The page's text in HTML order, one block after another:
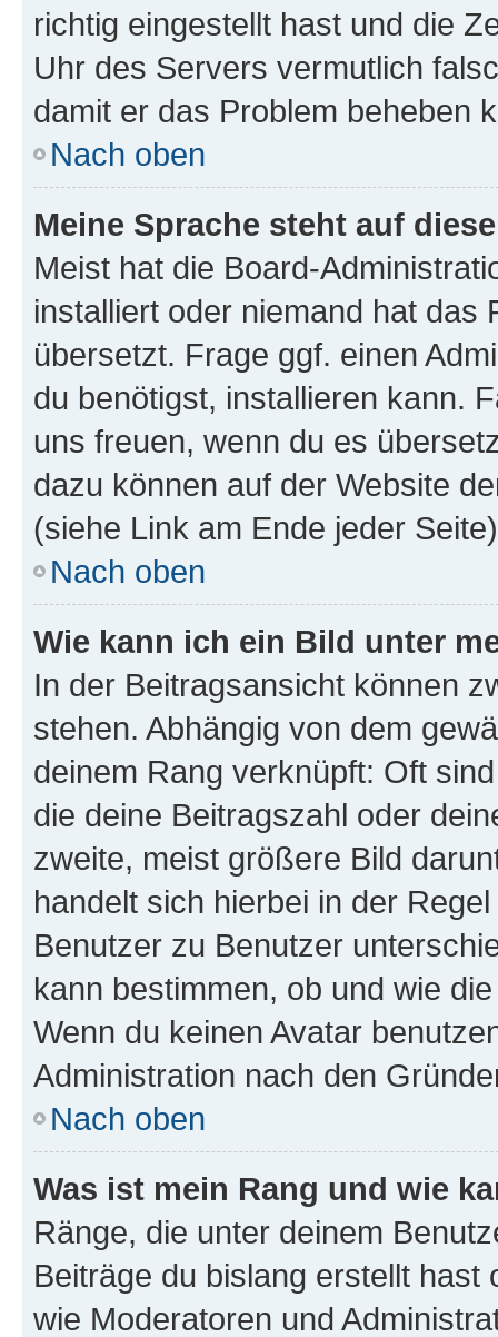
richtig eingestellt hast und die
Uhr des Servers vermutlich
damit er das Problem beheben
Nach oben
Meine Sprache steht auf
Meist hat die Board-
installiert oder niemand hat das
übersetzt. Frage ggf. einen
du benötigst, installieren kann.
uns freuen, wenn du es
dazu können auf der Website
(siehe Link am Ende jeder
Nach oben
Wie kann ich ein Bild unter
In der Beitragsansicht können
stehen. Abhängig von dem
deinem Rang verknüpft: Oft
die deine Beitragszahl oder
zweite, meist größere Bild
handelt sich hierbei in der
Benutzer zu Benutzer
kann bestimmen, ob und wie
Wenn du keinen Avatar
Administration nach den
Nach oben
Was ist mein Rang und wie
Ränge, die unter deinem
Beiträge du bislang erstellt
wie Moderatoren und